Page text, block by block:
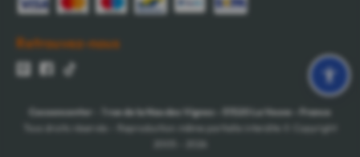
Retrouvez-nous
Cocooncenter 1 rue de la Nau des Vignes La Veuve
France
Tous droits réservés - Reproduction même partielle interdite © Copyright